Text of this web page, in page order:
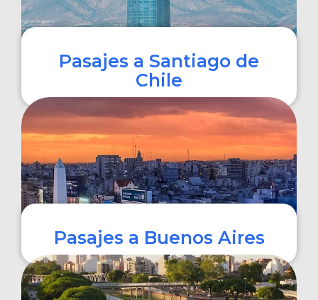
Pasajes a Santiago de
Chile
Pasajes a Buenos Aires
COMPRAR